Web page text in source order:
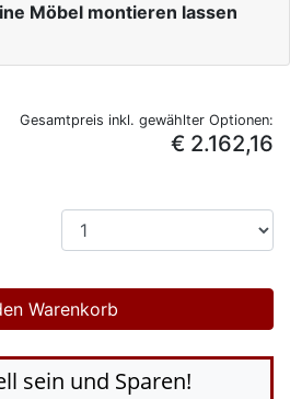
Möbel montieren lassen
Gesamtpreis inkl. gewählter Optionen:
€ 2.162,16
sein und Sparen!